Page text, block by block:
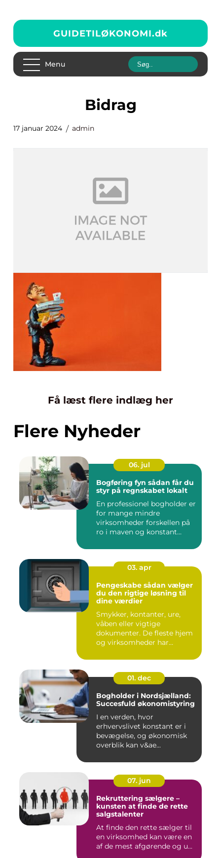
GUIDETILØKONOMI.dk
Menu
bidrag
17 januar 2024 admin
Få læst flere indlæg her
Flere Nyheder
06. jul
Bogføring fyn sådan får du
styr på regnskabet lokalt
En professionel bogholder er
for mange mindre
virksomheder forskellen på
ro i maven og konstant
03. apr
Pengeskabe sådan vælger
du den rigtige løsning til
dine værdier
Smykker, kontanter, ure,
våben eller vigtige
dokumenter. De fleste hjem
og virksomheder har
01. dec
Bogholder i Nordsjælland:
Succesfuld økonomistyring
I en verden, hvor
erhvervslivet konstant er i
bevægelse, og økonomisk
overblik kan v&ae...
07. jun
Rekruttering sælgere –
kunsten at finde de rette
salgstalenter
At finde den rette sælger til
en virksomhed kan være en
af de mest afgørende og u...